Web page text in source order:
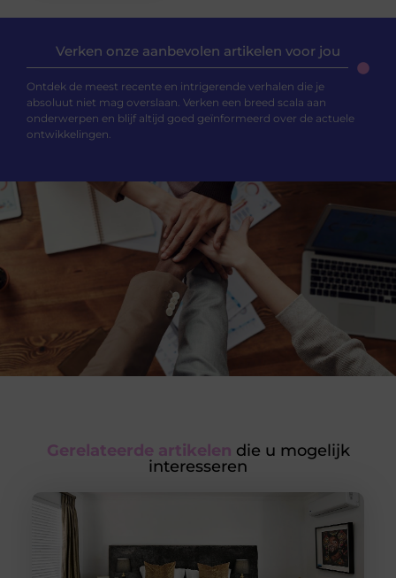
Verken onze aanbevolen artikelen voor jou
Ontdek de meest recente en intrigerende verhalen die je
absoluut niet mag overslaan. Verken een breed scala aan
onderwerpen en blijf altijd goed geïnformeerd over de actuele
ontwikkelingen.
Gerelateerde artikelen die u mogelijk
interesseren